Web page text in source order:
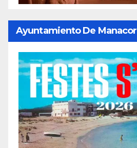
Ayuntamiento De Manacor